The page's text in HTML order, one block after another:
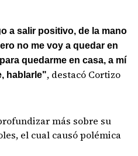
a salir positivo, de la mano
no me voy a quedar en
quedarme en casa, a mí
hablarle", destacó Cortizo
más sobre su
el cual causó polémica